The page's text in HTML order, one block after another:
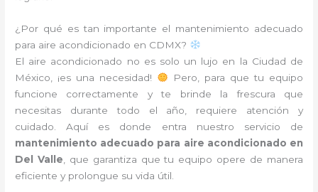
¿Por qué es tan importante el mantenimiento adecuado
para aire acondicionado en CDMX?
El aire acondicionado no es solo un lujo en la Ciudad de
México, ¡es una necesidad!
Pero, para que tu equipo
funcione correctamente y te brinde la frescura que
necesitas durante todo el año, requiere atención y
cuidado. Aquí es donde entra nuestro servicio de
mantenimiento adecuado para aire acondicionado en
Del Valle , que garantiza que tu equipo opere de manera
eficiente y prolongue su vida útil.